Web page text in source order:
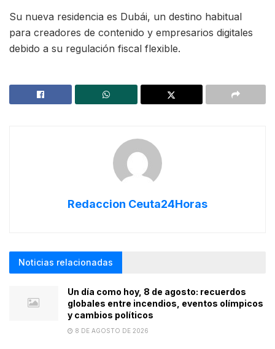
Su nueva residencia es Dubái, un destino habitual
para creadores de contenido y empresarios digitales
debido a su regulación fiscal flexible.
Redaccion Ceuta24Horas
Noticias relacionadas
Un día como hoy, 8 de agosto: recuerdos
globales entre incendios, eventos olímpicos
y cambios políticos
8 DE AGOSTO DE 2026